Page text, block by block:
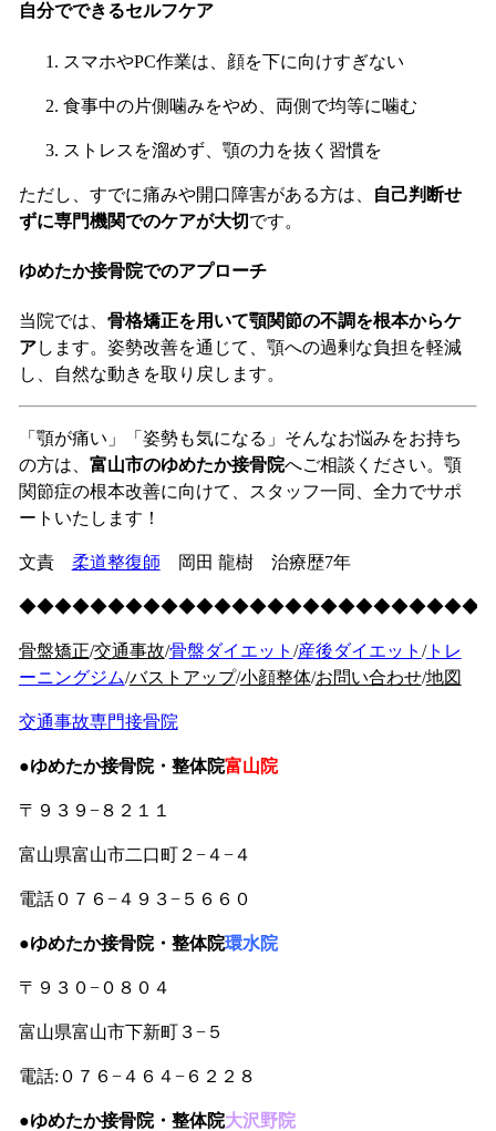
自分でできるセルフケア
スマホやPC作業は、顔を下に向けすぎない
食事中の片側噛みをやめ、両側で均等に噛む
ストレスを溜めず、顎の力を抜く習慣を
ただし、すでに痛みや開口障害がある方は、
自己判断せ
ずに専門機関でのケアが大切です。
ゆめたか接骨院でのアプローチ
当院では、 骨格矯正を用いて顎関節の不調を根本からケ
アします。姿勢改善を通じて、顎への過剰な負担を軽減
し、自然な動きを取り戻します。
「顎が痛い」「姿勢も気になる」そんなお悩みをお持ち
の方は、 富山市のゆめたか接骨院へご相談ください。顎
関節症の根本改善に向けて、スタッフ一同、全力でサポ
ートいたします！
文責 柔道整復師 岡田 龍樹 治療歴7年
骨盤矯正/交通事故/骨盤ダイエット /産後ダイエット /トレ
ーニングジム/バストアップ/小顔整体/お問い合わせ/地図
交通事故専門接骨院
●ゆめたか接骨院・整体院富山院
〒９３９−８２１１
富山県富山市二口町２−４−４
電話０７６−４９３−５６６０
●ゆめたか接骨院・整体院環水院
〒９３０−０８０４
富山県富山市下新町３−５
電話:０７６−４６４−６２２８
●ゆめたか接骨院・整体院大沢野院